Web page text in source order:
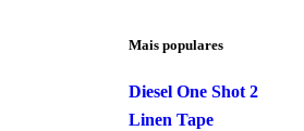
Mais populares
Diesel One Shot 2
Linen Tape